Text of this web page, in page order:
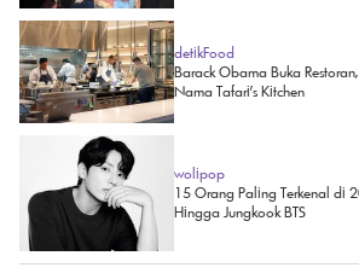
detikFood
Barack Obama Buka
Nama Tafari's Kitchen
wolipop
15 Orang Paling Terkenal di
Hingga Jungkook BTS